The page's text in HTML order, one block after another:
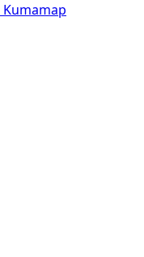
Kumamap